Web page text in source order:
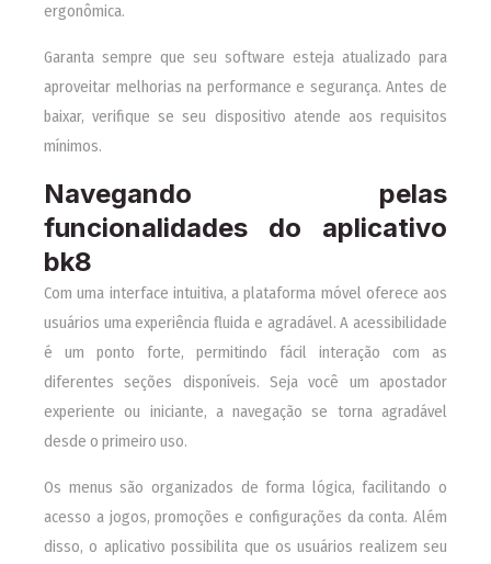
ergonômica.
Garanta sempre que seu software esteja atualizado para
aproveitar melhorias na performance e segurança. Antes de
baixar, verifique se seu dispositivo atende aos requisitos
mínimos.
Navegando pelas
funcionalidades do aplicativo
bk8
Com uma interface intuitiva, a plataforma móvel oferece aos
usuários uma experiência fluida e agradável. A acessibilidade
é um ponto forte, permitindo fácil interação com as
diferentes seções disponíveis. Seja você um apostador
experiente ou iniciante, a navegação se torna agradável
desde o primeiro uso.
Os menus são organizados de forma lógica, facilitando o
acesso a jogos, promoções e configurações da conta. Além
disso, o aplicativo possibilita que os usuários realizem seu